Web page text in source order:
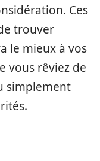
Ces
trouver
le mieux à vos
vous rêviez de
simplement